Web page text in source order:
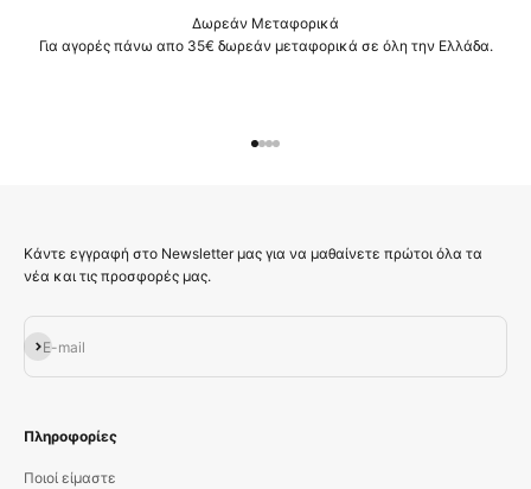
Δωρεάν Μεταφορικά
Για αγορές πάνω απο 35€ δωρεάν μεταφορικά σε όλη την Ελλάδα.
Κάντε εγγραφή στο Newsletter μας για να μαθαίνετε πρώτοι όλα τα
νέα και τις προσφορές μας.
E-mail
Εγγραφή
Πληροφορίες
Ποιοί είμαστε